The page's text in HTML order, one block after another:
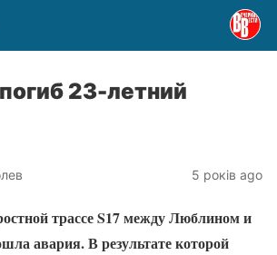
23-летний
5 років ago
трассе S17 между Люблином и
авария. В результате которой